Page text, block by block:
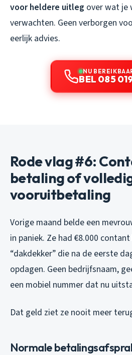
voor heldere uitleg over wat je
verwachten. Geen verborgen
eerlijk advies.
NU
BEL 085
Rode vlag #6:
betaling of
vooruitbetaling
Vorige maand belde een
in paniek. Ze had €8.000
“dakdekker” die na de eerste
opdagen. Geen bedrijfsnaam,
een mobiel nummer dat nu
Dat geld ziet ze nooit meer
Normale